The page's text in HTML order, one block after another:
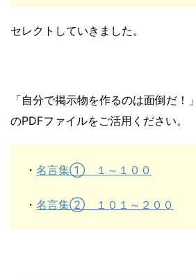
セレクトしていきました。
「自分で掲示物を作るのは面倒だ！
のPDFファイルをご活用ください。
・ 名言集① １～１００
・ 名言集② １０１～２００